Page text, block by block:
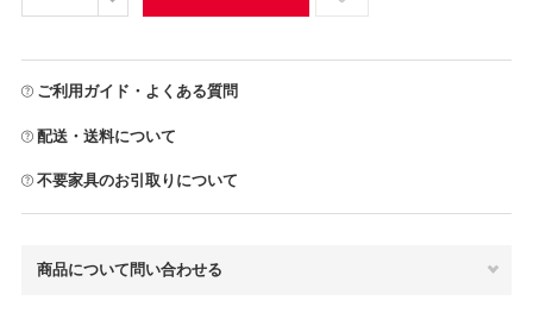
ご利用ガイド・よくある質問
配送・送料について
不要家具のお引取りについて
商品について問い合わせる